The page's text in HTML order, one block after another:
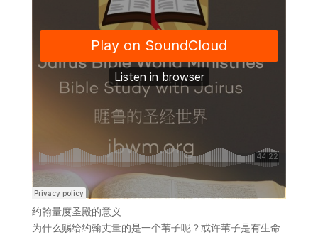
约翰量度圣殿的意义
为什么赐给约翰丈量的是一个苇子呢？或许苇子是有生命